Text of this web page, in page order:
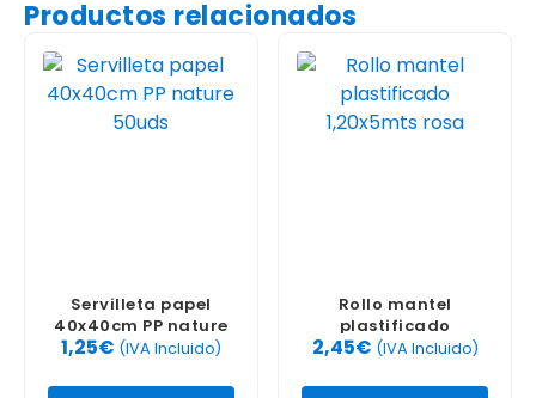
Productos relacionados
Servilleta papel
40x40cm PP nature
50uds
1,25€ (IVA Incluido)
Rollo mantel
plastificado
1,20x5mts rosa
2,45€ (IVA Incluido)